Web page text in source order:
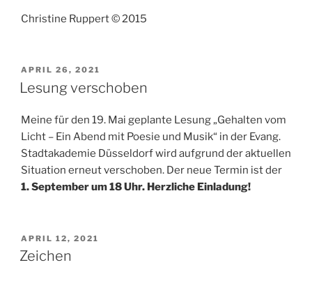
Christine Ruppert © 2015
VERÖFFENTLICHT
AM
APRIL 26, 2021
Lesung verschoben
Meine für den 19. Mai geplante Lesung „Gehalten vom
Licht – Ein Abend mit Poesie und Musik“ in der Evang.
Stadtakademie Düsseldorf wird aufgrund der aktuellen
Situation erneut verschoben. Der neue Termin ist der
1. September um 18 Uhr. Herzliche Einladung!
VERÖFFENTLICHT
AM
APRIL 12, 2021
Zeichen